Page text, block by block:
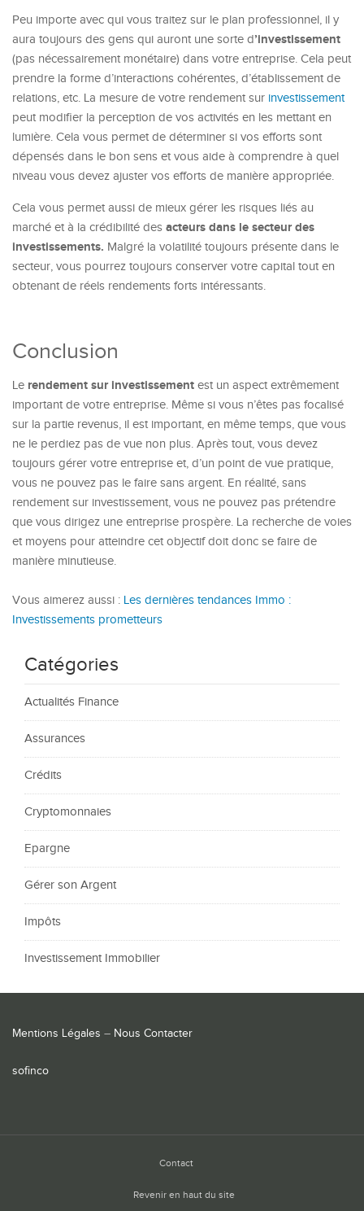
Peu importe avec qui vous traitez sur le plan professionnel, il y
aura toujours des gens qui auront une sorte d’investissement
(pas nécessairement monétaire) dans votre entreprise. Cela peut
prendre la forme d’interactions cohérentes, d’établissement de
relations, etc. La mesure de votre rendement sur investissement
peut modifier la perception de vos activités en les mettant en
lumière. Cela vous permet de déterminer si vos efforts sont
dépensés dans le bon sens et vous aide à comprendre à quel
niveau vous devez ajuster vos efforts de manière appropriée.
Cela vous permet aussi de mieux gérer les risques liés au
marché et à la crédibilité des acteurs dans le secteur des
investissements. Malgré la volatilité toujours présente dans le
secteur, vous pourrez toujours conserver votre capital tout en
obtenant de réels rendements forts intéressants.
Conclusion
Le rendement sur investissement est un aspect extrêmement
important de votre entreprise. Même si vous n’êtes pas focalisé
sur la partie revenus, il est important, en même temps, que vous
ne le perdiez pas de vue non plus. Après tout, vous devez
toujours gérer votre entreprise et, d’un point de vue pratique,
vous ne pouvez pas le faire sans argent. En réalité, sans
rendement sur investissement, vous ne pouvez pas prétendre
que vous dirigez une entreprise prospère. La recherche de voies
et moyens pour atteindre cet objectif doit donc se faire de
manière minutieuse.
Vous aimerez aussi : Les dernières tendances Immo :
Investissements prometteurs
Catégories
Actualités Finance
Assurances
Crédits
Cryptomonnaies
Epargne
Gérer son Argent
Impôts
Investissement Immobilier
Mentions Légales – Nous Contacter
sofinco
Contact
Revenir en haut du site